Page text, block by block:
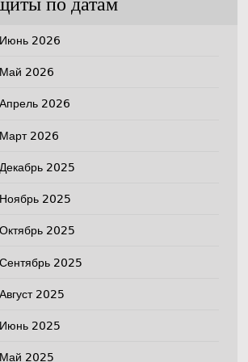
по датам
Июнь 2026
Май 2026
Апрель 2026
Март 2026
Декабрь 2025
Ноябрь 2025
Октябрь 2025
Сентябрь 2025
Август 2025
Июнь 2025
Май 2025